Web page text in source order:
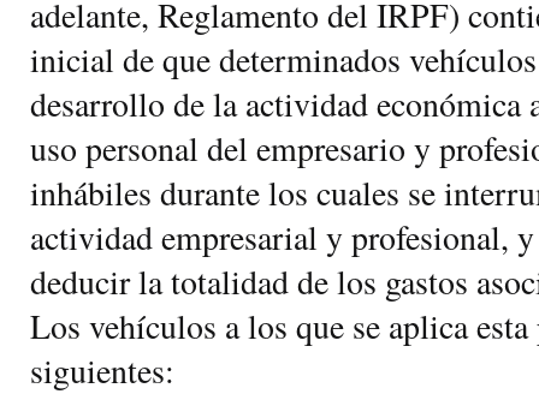
adelante, Reglamento del IRPF)
inicial de que determinados
desarrollo de la actividad económica
uso personal del empresario y
inhábiles durante los cuales se
actividad empresarial y profesional,
deducir la totalidad de los gastos
Los vehículos a los que se aplica
siguientes: